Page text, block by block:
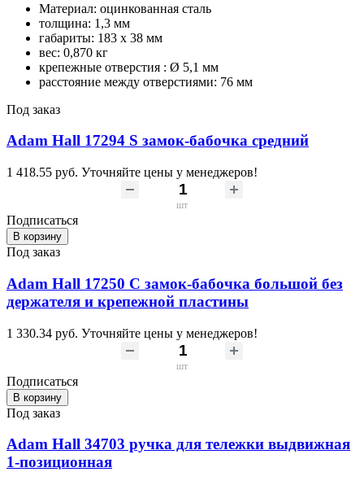
Материал: оцинкованная сталь
толщина: 1,3 мм
габариты: 183 x 38 мм
вес: 0,870 кг
крепежные отверстия : Ø 5,1 мм
расстояние между отверстиями: 76 мм
Под заказ
Adam Hall 17294 S замок-бабочка средний
1 418.55 руб. Уточняйте цены у менеджеров!
шт
Подписаться
В корзину
Под заказ
Adam Hall 17250 C замок-бабочка большой без
держателя и крепежной пластины
1 330.34 руб. Уточняйте цены у менеджеров!
шт
Подписаться
В корзину
Под заказ
Adam Hall 34703 ручка для тележки выдвижная
1-позиционная